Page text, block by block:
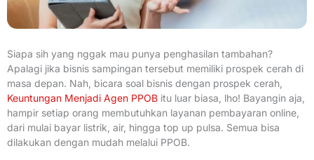
Siapa sih yang nggak mau punya penghasilan tambahan?
Apalagi jika bisnis sampingan tersebut memiliki prospek cerah di
masa depan. Nah, bicara soal bisnis dengan prospek cerah,
Keuntungan Menjadi Agen PPOB itu luar biasa, lho! Bayangin aja,
hampir setiap orang membutuhkan layanan pembayaran online,
dari mulai bayar listrik, air, hingga top up pulsa. Semua bisa
dilakukan dengan mudah melalui PPOB.